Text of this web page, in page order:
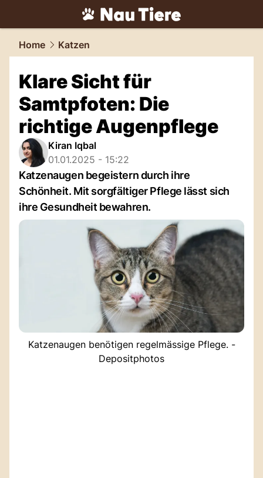
tiere.NAU.ch
Home Katzen
Klare Sicht für
Samtpfoten: Die
richtige Augenpflege
Kiran Iqbal
01.01.2025 - 15:22
Katzenaugen begeistern durch ihre
Schönheit. Mit sorgfältiger Pflege lässt sich
ihre Gesundheit bewahren.
Katzenaugen benötigen regelmässige Pflege. -
Depositphotos